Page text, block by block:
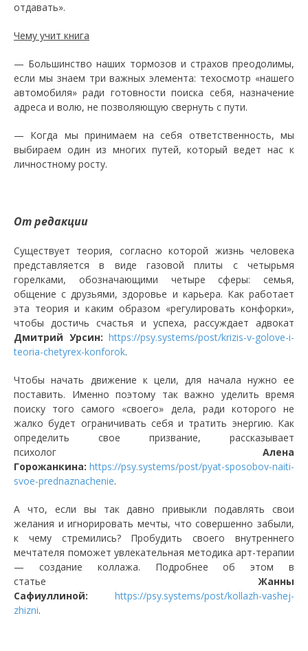
отдавать».
Чему учит книга
— Большинство наших тормозов и страхов преодолимы,
если мы знаем три важных элемента: техосмотр «нашего
автомобиля» ради готовности поиска себя, назначение
адреса и волю, не позволяющую свернуть с пути.
— Когда мы принимаем на себя ответственность, мы
выбираем один из многих путей, который ведет нас к
личностному росту.
От редакции
Существует теория, согласно которой жизнь человека
представляется в виде газовой плиты с четырьмя
горелками, обозначающими четыре сферы: семья,
общение с друзьями, здоровье и карьера. Как работает
эта теория и каким образом «регулировать конфорки»,
чтобы достичь счастья и успеха, рассуждает адвокат
Дмитрий Урсин: https://psy.systems/post/krizis-v-golove-i-
teoria-chetyrex-konforok.
Чтобы начать движение к цели, для начала нужно ее
поставить. Именно поэтому так важно уделить время
поиску того самого «своего» дела, ради которого не
жалко будет ограничивать себя и тратить энергию. Как
определить свое призвание, рассказывает
психолог Алена
Горожанкина: https://psy.systems/post/pyat-sposobov-naiti-
svoe-prednaznachenie.
А что, если вы так давно привыкли подавлять свои
желания и игнорировать мечты, что совершенно забыли,
к чему стремились? Пробудить своего внутреннего
мечтателя поможет увлекательная методика арт-терапии
— создание коллажа. Подробнее об этом в
статье Жанны
Сафиуллиной:
https://psy.systems/post/kollazh-vashej-
zhizni.